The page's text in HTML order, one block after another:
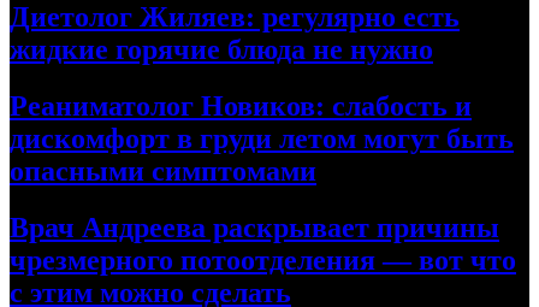
Диетолог Жиляев: регулярно есть
жидкие горячие блюда не нужно
Реаниматолог Новиков: слабость и
дискомфорт в груди летом могут быть
опасными симптомами
Врач Андреева раскрывает причины
чрезмерного потоотделения — вот что
с этим можно сделать